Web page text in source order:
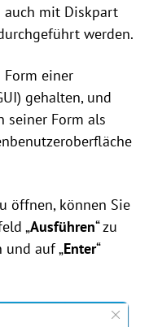
auch mit Diskpart
werden.
einer
gehalten, und
seiner Form als
öffnen, können Sie
„Ausführen“ zu
und auf „Enter“